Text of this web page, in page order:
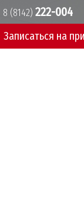
8 (8142)222-004
Записаться на